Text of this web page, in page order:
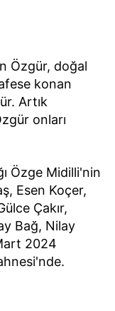
Özgür, doğal
konan
Artık
onları
Özge Midilli'nin
Esen Koçer,
Çakır,
Bağ, Nilay
2024